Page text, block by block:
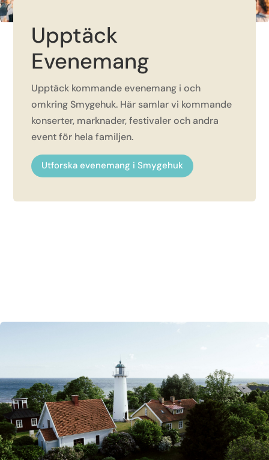
Upptäck
Evenemang
Upptäck kommande evenemang i och
omkring Smygehuk. Här samlar vi kommande
konserter, marknader, festivaler och andra
event för hela familjen.
Utforska evenemang i Smygehuk